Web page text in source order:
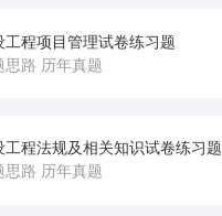
工程项目管理试卷练习题
思路 历年真题
工程法规及相关知识试卷练习题
思路 历年真题